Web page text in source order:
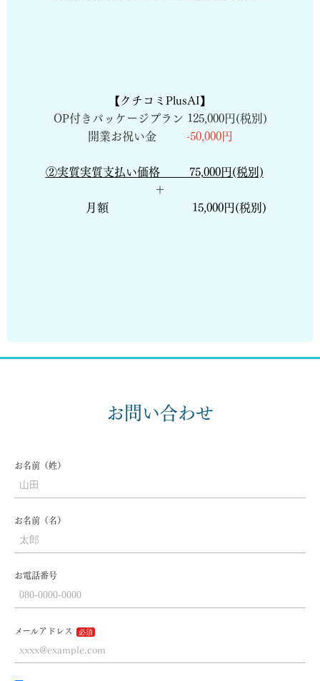
【クチコミPlusAI】
OP付きパッケージプラン 125,000円(税別)
開業お祝い金 -50,000円
②実質実質支払い価格 75,000円(税別)
＋
月額 15,000円(税別)